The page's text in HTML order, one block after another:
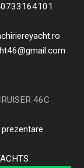
46C